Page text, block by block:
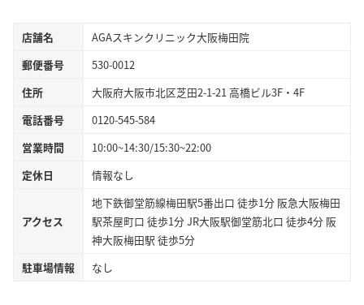
店舗名
AGAスキンクリニック大阪梅田院
郵便番号
530-0012
住所
大阪府大阪市北区芝田2-1-21 高橋ビル3F・4F
電話番号
0120-545-584
営業時間
10:00~14:30/15:30~22:00
定休日
情報なし
アクセス
地下鉄御堂筋線梅田駅5番出口 徒歩1分 阪急大阪梅田
駅茶屋町口 徒歩1分 JR大阪駅御堂筋北口 徒歩4分 阪
神大阪梅田駅 徒歩5分
駐車場情報
なし